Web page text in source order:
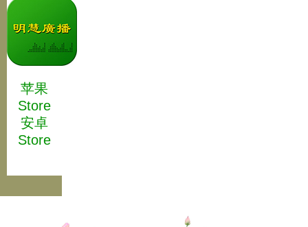
苹果
Store
安卓
Store